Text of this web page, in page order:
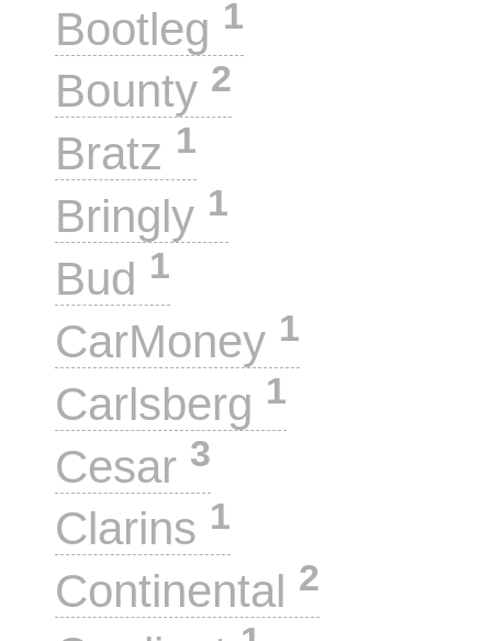
Bootleg 1
Bounty 2
Bratz 1
Bringly 1
Bud 1
CarMoney 1
Carlsberg 1
Cesar 3
Clarins 1
Continental 2